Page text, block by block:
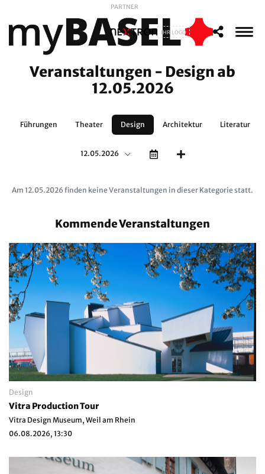
PARTNER
IHR LOGO
Veranstaltungen - Design ab
12.05.2026
Führungen Theater Design Architektur Literatur
12.05.2026
Am 12.05.2026 finden keine Veranstaltungen in dieser Kategorie statt.
Kommende Veranstaltungen
Design
Vitra Production Tour
Vitra Design Museum, Weil am Rhein
06.08.2026, 13:30